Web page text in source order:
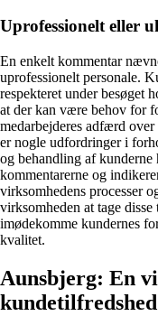
Uprofessionelt eller
En enkelt kommentar
uprofessionelt personale.
respekteret under besøget
at der kan være behov for
medarbejderes adfærd
er nogle udfordringer i
og behandling af kunderne
kommentarerne og
virksomhedens processer
virksomheden at tage
imødekomme kundernes
kvalitet.
Aunsbjerg: En